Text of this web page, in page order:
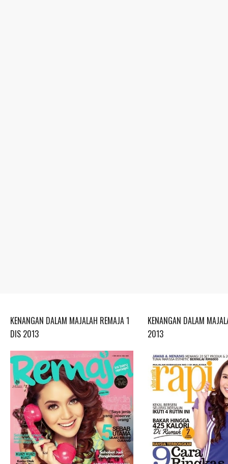
KENANGAN DALAM MAJALAH REMAJA 1
DIS 2013
KENANGAN DALAM
2013